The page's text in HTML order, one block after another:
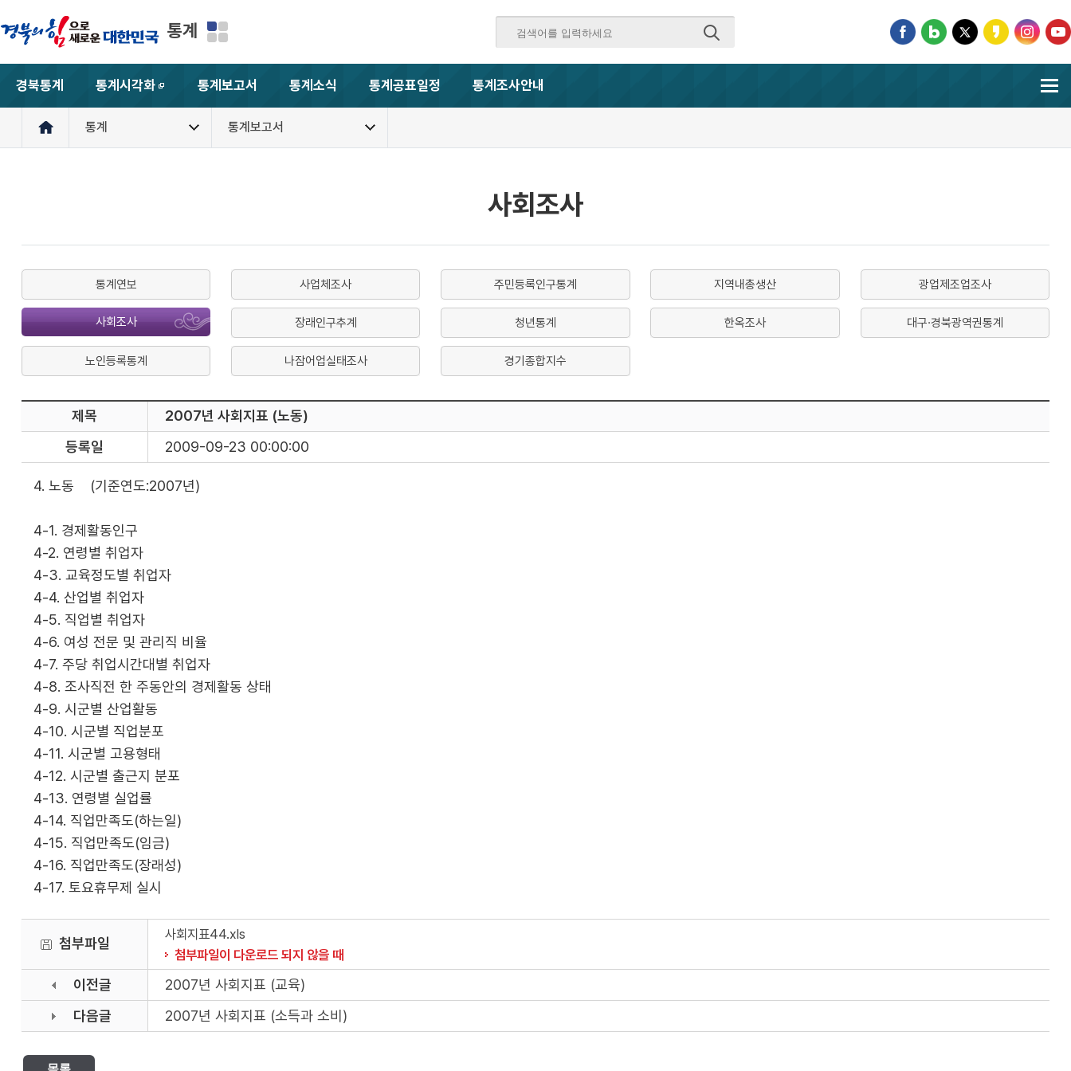
통계
경북통계
통계시각화
새창
통계보고서 통계소식 통계공표일정 통계조사안내
통계 통계보고서
사회조사
통계연보 사업체조사 주민등록인구통계 지역내총생산 광업제조업조사
사회조사 장래인구추계 청년통계 한옥조사 대구·경북광역권통계
노인등록통계 나잠어업실태조사 경기종합지수
제목
2007년 사회지표 (노동)
등록일
2009-09-23 00:00:00
4. 노동 (기준연도:2007년)
4-1. 경제활동인구
4-2. 연령별 취업자
4-3. 교육정도별 취업자
4-4. 산업별 취업자
4-5. 직업별 취업자
4-6. 여성 전문 및 관리직 비율
4-7. 주당 취업시간대별 취업자
4-8. 조사직전 한 주동안의 경제활동 상태
4-9. 시군별 산업활동
4-10. 시군별 직업분포
4-11. 시군별 고용형태
4-12. 시군별 출근지 분포
4-13. 연령별 실업률
4-14. 직업만족도(하는일)
4-15. 직업만족도(임금)
4-16. 직업만족도(장래성)
4-17. 토요휴무제 실시
첨부파일
사회지표44.xls
첨부파일이 다운로드 되지 않을 때
이전글
2007년 사회지표 (교육)
다음글
2007년 사회지표 (소득과 소비)
목록